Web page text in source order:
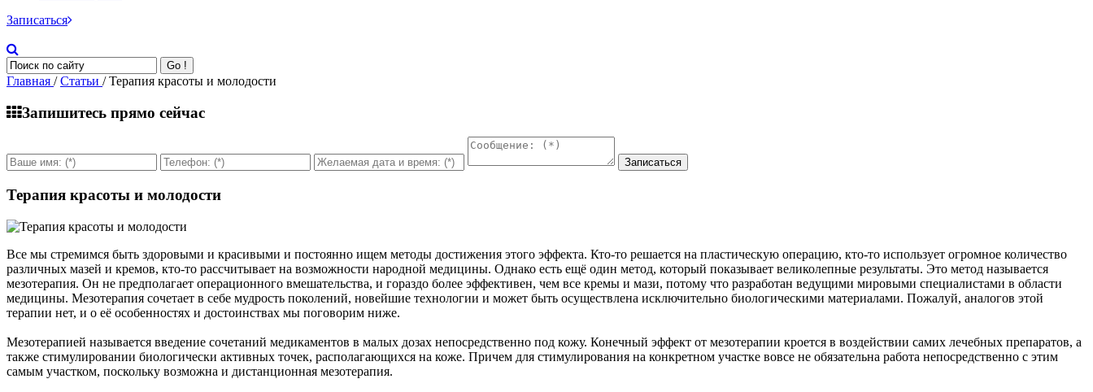
Записаться
Go !
Главная /Статьи / Терапия красоты и молодости
Запишитесь прямо сейчас
Терапия красоты и молодости
Все мы стремимся быть здоровыми и красивыми и постоянно ищем методы достижения этого эффекта. Кто-то решается на пластическую операцию, кто-то использует огромное количество
различных мазей и кремов, кто-то рассчитывает на возможности народной медицины. Однако есть ещё один метод, который показывает великолепные результаты. Это метод называется
мезотерапия. Он не предполагает операционного вмешательства, и гораздо более эффективен, чем все кремы и мази, потому что разработан ведущими мировыми специалистами в области
медицины. Мезотерапия сочетает в себе мудрость поколений, новейшие технологии и может быть осуществлена исключительно биологическими материалами. Пожалуй, аналогов этой
терапии нет, и о её особенностях и достоинствах мы поговорим ниже.
Мезотерапией называется введение сочетаний медикаментов в малых дозах непосредственно под кожу. Конечный эффект от мезотерапии кроется в воздействии самих лечебных препаратов, а
также стимулировании биологически активных точек, располагающихся на коже. Причем для стимулирования на конкретном участке вовсе не обязательна работа непосредственно с этим
самым участком, поскольку возможна и дистанционная мезотерапия.